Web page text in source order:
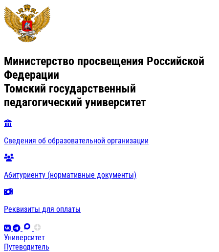
Министерство просвещения Российской
Федерации
Томский государственный
педагогический университет
Сведения об образовательной организации
Абитуриенту (нормативные документы)
Реквизиты для оплаты
Университет
Путеводитель